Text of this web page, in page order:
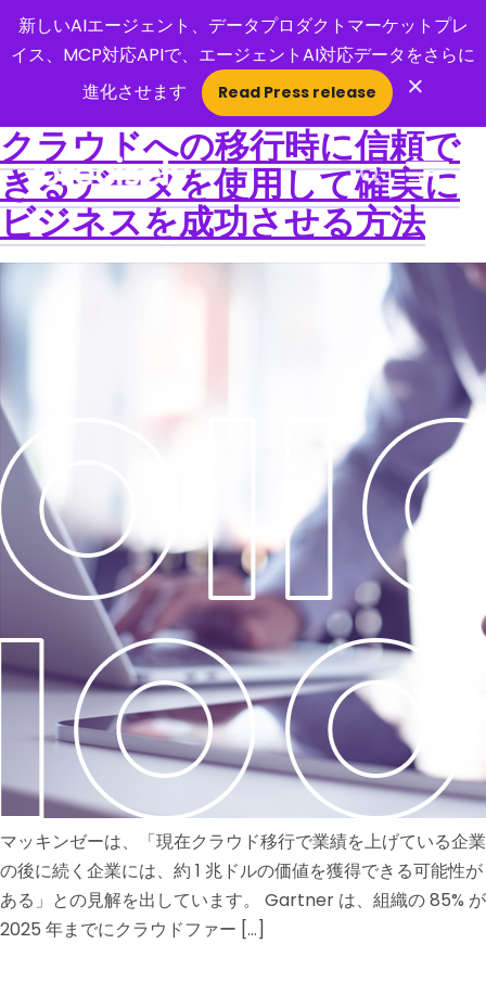
新しいAIエージェント、データプロダクトマーケットプレ
イス、MCP対応APIで、エージェントAI対応データをさらに
進化させます
Read Press release ×
Open Search
クラウドへの移行時に信頼で
きるデータを使用して確実に
ビジネスを成功させる方法
マッキンゼーは、「現在クラウド移行で業績を上げている企業
の後に続く企業には、約 1 兆ドルの価値を獲得できる可能性が
ある」との見解を出しています。 Gartner は、組織の 85% が
2025 年までにクラウドファー […]